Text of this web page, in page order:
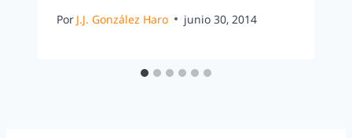
Por J.J. González Haro junio 30, 2014